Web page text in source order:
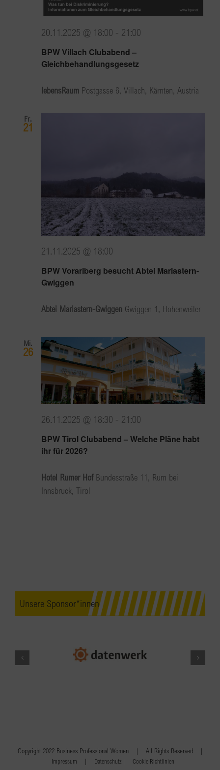
BPW Villach Clubabend –
Gleichbehandlungsgesetz
20.11.2025 @ 18:00 - 21:00
lebensRaum Postgasse 6, Villach, Kärnten, Austria
Fr.
21
BPW Vorarlberg besucht Abtei Mariastern-
Gwiggen
21.11.2025 @ 18:00
Abtei Mariastern-Gwiggen Gwiggen 1, Hohenweiler
Mi.
26
BPW Tirol Clubabend – Welche Pläne habt
ihr für 2026?
26.11.2025 @ 18:30 - 21:00
Hotel Rumer Hof Bundesstraße 11, Rum bei
Innsbruck, Tirol
Unsere Sponsor*innen
Copyright 2022 Business Professional Women | All Rights Reserved |
Impressum | Datenschutz | Cookie Richtlinien